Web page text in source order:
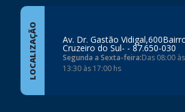
LOCALIZAÇÃO Av. Dr. Gastão
Cruzeiro do Sul- - 87.650-030
Segunda a Sexta-feira:Das 08:00
13:30 às 17:00 hs